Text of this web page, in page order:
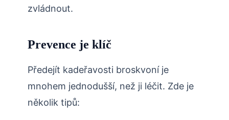
zvládnout.
Prevence je klíč
Předejít kadeřavosti broskvoní ⁤je
mnohem jednodušší, než ji léčit. Zde je
několik tipů: